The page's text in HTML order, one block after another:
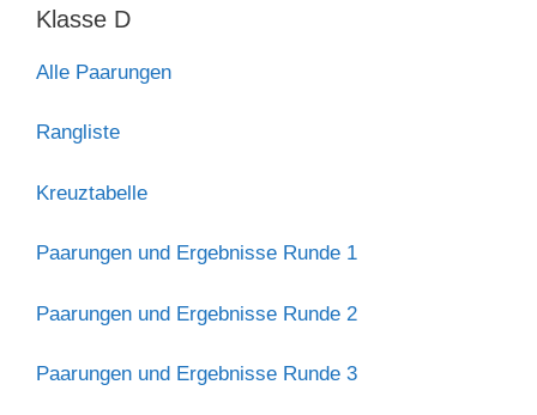
Klasse D
Alle Paarungen
Rangliste
Kreuztabelle
Paarungen und Ergebnisse Runde 1
Paarungen und Ergebnisse Runde 2
Paarungen und Ergebnisse Runde 3